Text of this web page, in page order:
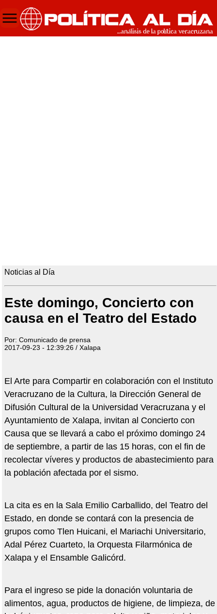
Noticias al Día
Este domingo, Concierto con
causa en el Teatro del Estado
Por: Comunicado de prensa
2017-09-23 - 12:39:26 / Xalapa
El Arte para Compartir en colaboración con el Instituto
Veracruzano de la Cultura, la Dirección General de
Difusión Cultural de la Universidad Veracruzana y el
Ayuntamiento de Xalapa, invitan al Concierto con
Causa que se llevará a cabo el próximo domingo 24
de septiembre, a partir de las 15 horas, con el fin de
recolectar víveres y productos de abastecimiento para
la población afectada por el sismo.
La cita es en la Sala Emilio Carballido, del Teatro del
Estado, en donde se contará con la presencia de
grupos como Tlen Huicani, el Mariachi Universitario,
Adal Pérez Cuarteto, la Orquesta Filarmónica de
Xalapa y el Ensamble Galicórd.
Para el ingreso se pide la donación voluntaria de
alimentos, agua, productos de higiene, de limpieza, de